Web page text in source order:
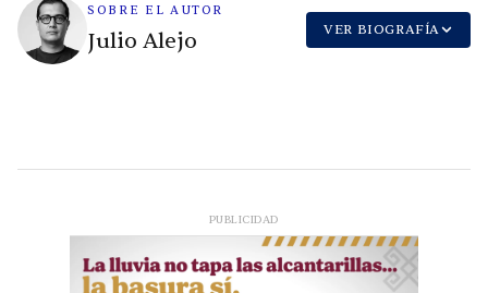
SOBRE EL AUTOR
Julio Alejo VER BIOGRAFÍA
PUBLICIDAD